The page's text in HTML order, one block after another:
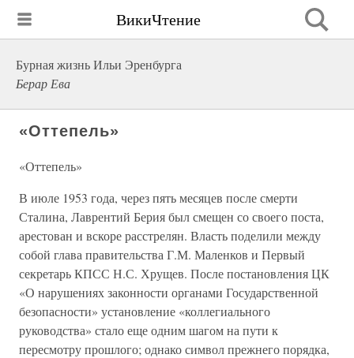
ВикиЧтение
Бурная жизнь Ильи Эренбурга
Берар Ева
«Оттепель»
«Оттепель»
В июле 1953 года, через пять месяцев после смерти
Сталина, Лаврентий Берия был смещен со своего поста,
арестован и вскоре расстрелян. Власть поделили между
собой глава правительства Г.М. Маленков и Первый
секретарь КПСС Н.С. Хрущев. После постановления ЦК
«О нарушениях законности органами Государственной
безопасности» установление «коллегиального
руководства» стало еще одним шагом на пути к
пересмотру прошлого; однако символ прежнего порядка,